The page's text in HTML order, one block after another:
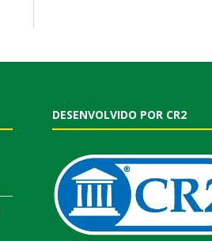
DESENVOLVIDO POR CR2